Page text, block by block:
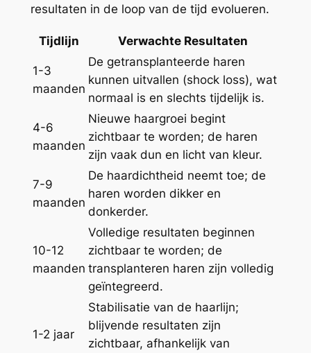
resultaten in de loop van de tijd evolueren.
Tijdlijn Verwachte Resultaten
1-3
maanden
De getransplanteerde haren
kunnen uitvallen (shock loss), wat
normaal is en slechts tijdelijk is.
4-6
maanden
Nieuwe haargroei begint
zichtbaar te worden; de haren
zijn vaak dun en licht van kleur.
7-9
maanden
De haardichtheid neemt toe; de
haren worden dikker en
donkerder.
10-12
maanden
Volledige resultaten beginnen
zichtbaar te worden; de
transplanteren haren zijn volledig
geïntegreerd.
1-2 jaar
Stabilisatie van de haarlijn;
blijvende resultaten zijn
zichtbaar, afhankelijk van